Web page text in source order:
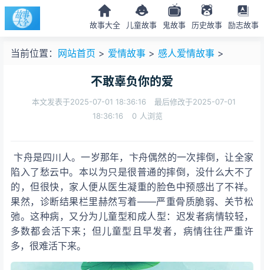
故事大全 儿童故事 鬼故事 历史故事 励志故事
当前位置： 网站首页 > 爱情故事 > 感人爱情故事 >
不敢辜负你的爱
本文发表于2025-07-01 18:36:16
最后修改于2025-07-01
18:36:16
0 人浏览
卞舟是四川人。一岁那年，卞舟偶然的一次摔倒，让全家
陷入了愁云中。本以为只是很普通的摔倒，没什么大不了
的，但很快，家人便从医生凝重的脸色中预感出了不祥。
果然，诊断结果栏里赫然写着——严重骨质脆弱、关节松
弛。这种病，又分为儿童型和成人型：迟发者病情较轻，
多数都会活下来；但儿童型且早发者，病情往往严重许
多，很难活下来。